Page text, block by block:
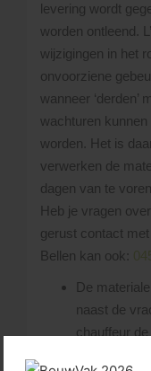
levering wordt
worden ontleend.
wijzigingen in het
onvoorziene
wanneer ‘derden’
wachturen
worden. Het is
verwerken de
dagen van te voren.
Heb je vragen
gerust contact
Bellen kan ook:
De
naast de
chauffeur